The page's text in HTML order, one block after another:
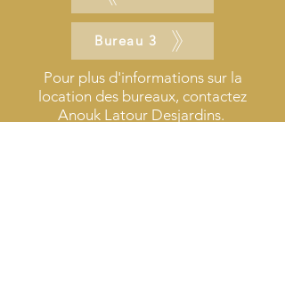
Bureau 3
Pour plus d'informations sur la
location des bureaux, contactez
Anouk Latour Desjardins.